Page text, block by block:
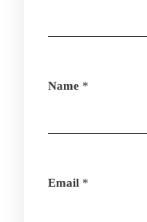
Name *
Email *